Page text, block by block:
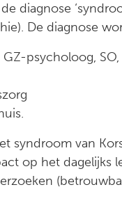
diagnose
De diagnose
psycholoog,
syndroom van
op het dagelijks